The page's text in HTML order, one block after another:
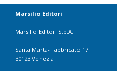
Marsilio Editori
Marsilio Editori S.p.A.
Santa Marta- Fabbricato 17
30123 Venezia